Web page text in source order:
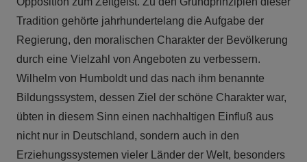
Tradition gehörte jahrhundertelang die Aufgabe der
Regierung, den moralischen Charakter der Bevölkerung
durch eine Vielzahl von Angeboten zu verbessern.
Wilhelm von Humboldt und das nach ihm benannte
Bildungssystem, dessen Ziel der schöne Charakter war,
übten in diesem Sinn einen nachhaltigen Einfluß aus
nicht nur in Deutschland, sondern auch in den
Erziehungssystemen vieler Länder der Welt, besonders